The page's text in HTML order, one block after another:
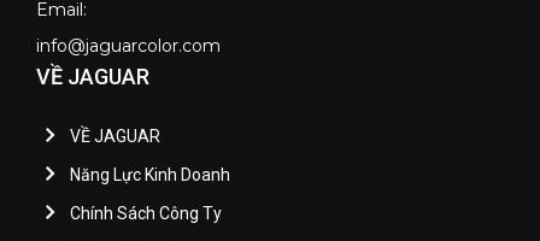
Email:
info@jaguarcolor.com
VỀ JAGUAR
VỀ JAGUAR
Năng Lực Kinh Doanh
Chính Sách Công Ty